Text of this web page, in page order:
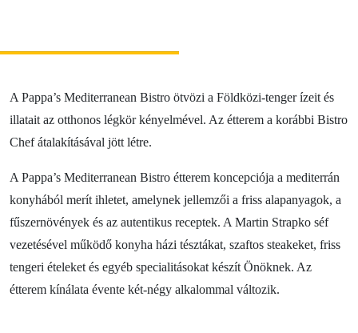
Hírek
Blog
Kapcsolat
A Pappa’s Mediterranean Bistro ötvözi a Földközi-tenger ízeit és
illatait az otthonos légkör kényelmével. Az étterem a korábbi Bistro
Chef átalakításával jött létre.
A Pappa’s Mediterranean Bistro étterem koncepciója a mediterrán
konyhából merít ihletet, amelynek jellemzői a friss alapanyagok, a
fűszernövények és az autentikus receptek. A Martin Strapko séf
vezetésével működő konyha házi tésztákat, szaftos steakeket, friss
tengeri ételeket és egyéb specialitásokat készít Önöknek. Az
étterem kínálata évente két-négy alkalommal változik.